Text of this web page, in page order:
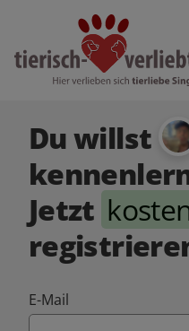
Du willst
Jetzt
E-Mail